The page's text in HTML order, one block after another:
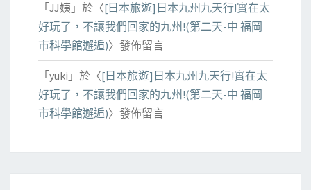
「 JJ姨 」於〈[日本旅遊]日本九州九天行!實在太
好玩了，不讓我們回家的九州!(第二天-中 福岡
市科學館邂逅)〉發佈留言
「 yuki 」於〈[日本旅遊]日本九州九天行!實在太
好玩了，不讓我們回家的九州!(第二天-中 福岡
市科學館邂逅)〉發佈留言